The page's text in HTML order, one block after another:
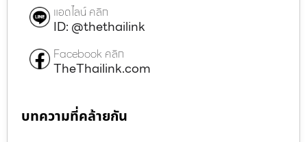
แอดไลน์ คลิก
ID: @thethailink
Facebook คลิก
TheThailink.com
บทความที่คล้ายกัน